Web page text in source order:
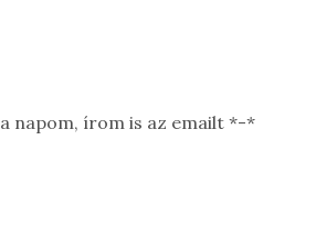
napom, írom is az emailt *-*